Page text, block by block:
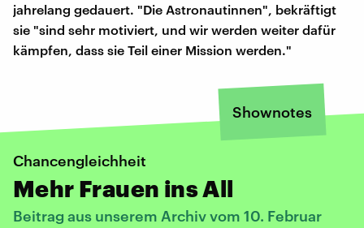
jahrelang gedauert. "Die Astronautinnen", bekräftigt
sie "sind sehr motiviert, und wir werden weiter dafür
kämpfen, dass sie Teil einer Mission werden."
Shownotes
Chancengleichheit
Mehr Frauen ins All
Beitrag aus unserem Archiv vom 10. Februar